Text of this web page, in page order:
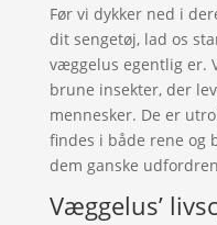
Før vi dykker ned i
dit sengetøj, lad os
væggelus egentlig er.
brune insekter, der
mennesker. De er
findes i både rene og
dem ganske
Væggelus’